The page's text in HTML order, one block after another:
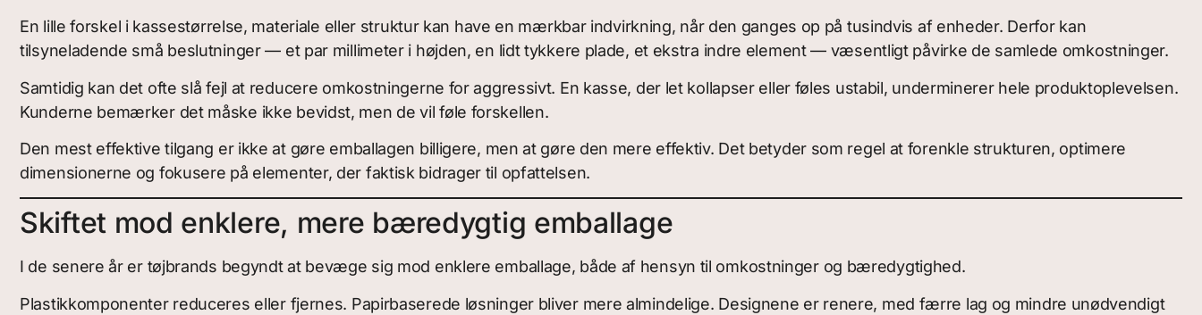
En lille forskel i kassestørrelse, materiale eller struktur kan have en mærkbar indvirkning, når den ganges op på tusindvis af enheder. Derfor kan
tilsyneladende små beslutninger — et par millimeter i højden, en lidt tykkere plade, et ekstra indre element — væsentligt påvirke de samlede omkostninger.
Samtidig kan det ofte slå fejl at reducere omkostningerne for aggressivt. En kasse, der let kollapser eller føles ustabil, underminerer hele produktoplevelsen.
Kunderne bemærker det måske ikke bevidst, men de vil føle forskellen.
Den mest effektive tilgang er ikke at gøre emballagen billigere, men at gøre den mere effektiv. Det betyder som regel at forenkle strukturen, optimere
dimensionerne og fokusere på elementer, der faktisk bidrager til opfattelsen.
Skiftet mod enklere, mere bæredygtig emballage
I de senere år er tøjbrands begyndt at bevæge sig mod enklere emballage, både af hensyn til omkostninger og bæredygtighed.
Plastikkomponenter reduceres eller fjernes. Papirbaserede løsninger bliver mere almindelige. Designene er renere, med færre lag og mindre unødvendigt